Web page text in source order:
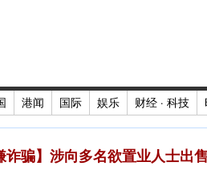
港闻 国际 娱乐 财经 · 科技
诈骗】涉向多名欲置业人士出